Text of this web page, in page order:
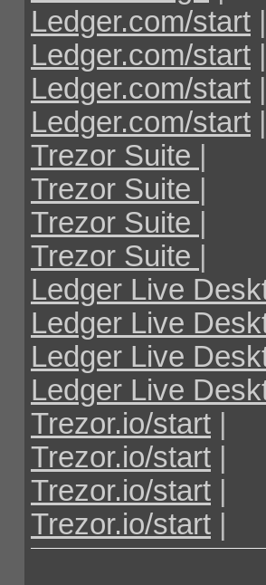
Ledger.com/start |
Ledger.com/start |
Ledger.com/start |
Ledger.com/start |
Trezor Suite |
Trezor Suite |
Trezor Suite |
Trezor Suite |
Ledger Live
Ledger Live
Ledger Live
Ledger Live
Trezor.io/start |
Trezor.io/start |
Trezor.io/start |
Trezor.io/start |